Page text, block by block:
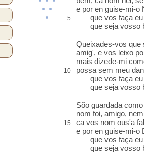
e por en guise-mi-o
5
que vos faça eu
que seja vosso
Queixades-vos que
amig', e vos leixo
mais dizede-mi
10
possa sem meu
que vos faça eu
que seja vosso
Sõo guardada
nom foi, amigo,
15
ca vos nom ous'a
e por en guise-mi-o
que vos faça eu
que seja vosso